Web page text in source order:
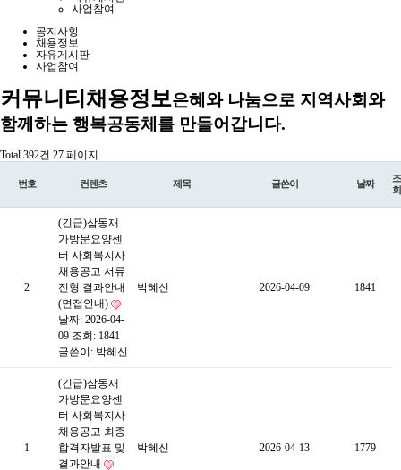
사업참여
공지사항
채용정보
자유게시판
사업참여
커뮤니티 채용정보은혜와 나눔으로 지역사회와
함께하는 행복공동체를 만들어갑니다.
Total 392건 27 페이지
번호 컨텐츠 제목 글쓴이 날짜
조
회
2
(긴급)삼동재
가방문요양센
터 사회복지사
채용공고 서류
전형 결과안내
(면접안내)
날짜: 2026-04-
09 조회: 1841
글쓴이: 박혜신
박혜신 2026-04-09 1841
1
(긴급)삼동재
가방문요양센
터 사회복지사
채용공고 최종
합격자발표 및
결과안내
박혜신 2026-04-13 1779